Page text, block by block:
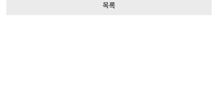
목록